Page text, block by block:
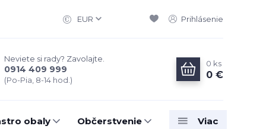
EUR Prihlásenie
Neviete si rady? Zavolajte.
0914 409 999
(Po-Pia, 8-14 hod.)
0 ks
0 €
obaly Občerstvenie Viac